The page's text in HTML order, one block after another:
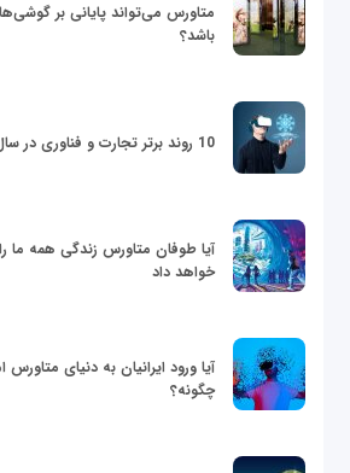
متاورس می‌تواند پایانی بر
باشد؟
10 روند برتر تجارت و فناوری در سال 2022
آیا طوفان متاورس زندگی همه ما
خواهد داد
آیا ورود ایرانیان به دنیای
چگونه؟